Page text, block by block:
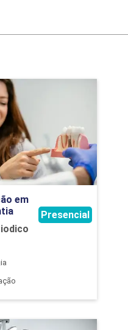
em
Presencial
Especialização em
Implantodontia
do curso
Inscrição